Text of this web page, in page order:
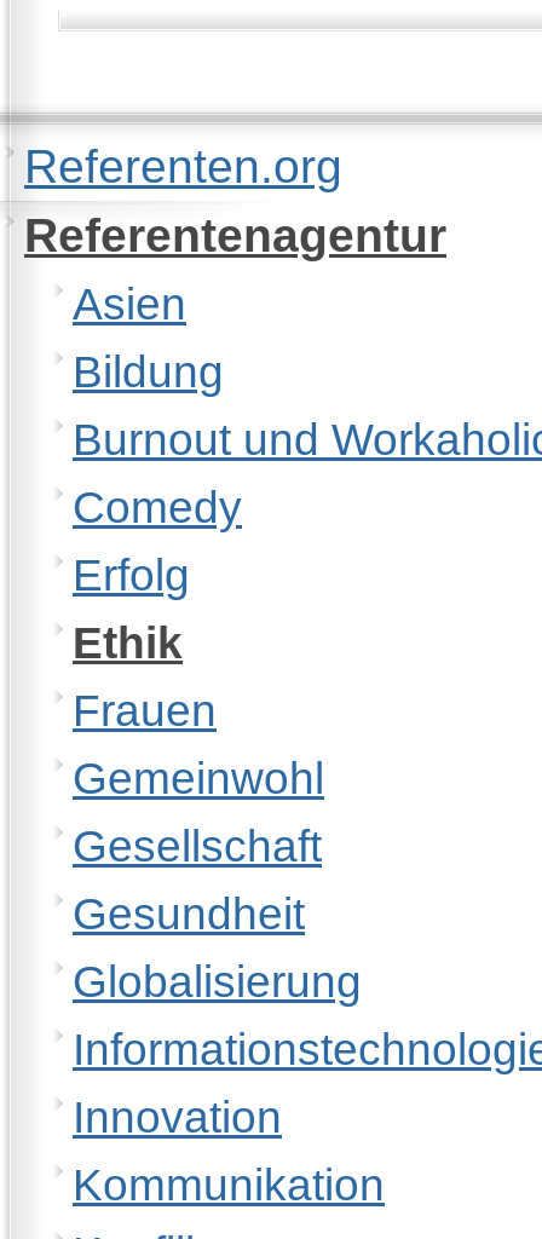
Referenten.org
Referentenagentur
Asien
Bildung
Burnout und
Comedy
Erfolg
Ethik
Frauen
Gemeinwohl
Gesellschaft
Gesundheit
Globalisierung
Innovation
Kommunikation